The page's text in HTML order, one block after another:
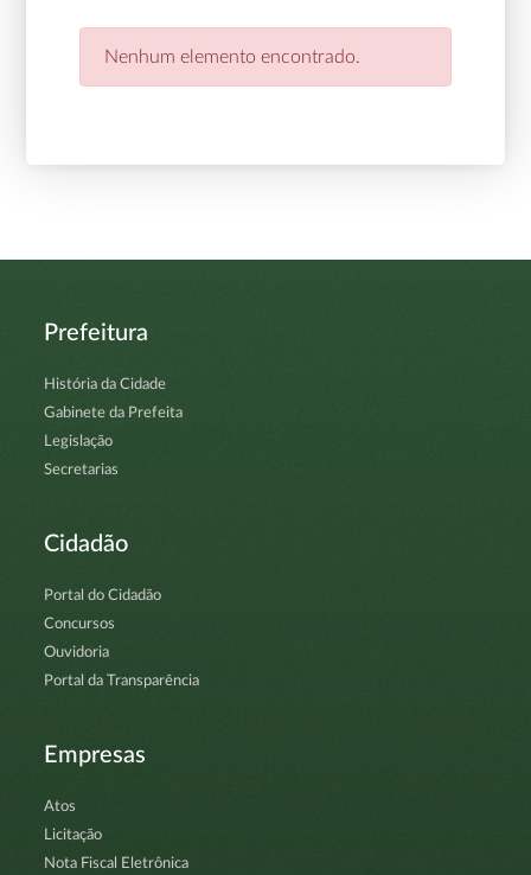
Nenhum elemento encontrado.
Prefeitura
História da Cidade
Gabinete da Prefeita
Legislação
Secretarias
Cidadão
Portal do Cidadão
Concursos
Ouvidoria
Portal da Transparência
Empresas
Atos
Licitação
Nota Fiscal Eletrônica